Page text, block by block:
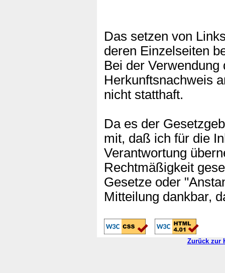
Das setzen von
deren Einzelseiten
Bei der
Herkunftsnachweis
nicht statthaft.
Da es der
mit, daß ich für die
Verantwortung
Rechtmäßigkeit
Gesetze oder
Mitteilung dankbar,
Zurück zur